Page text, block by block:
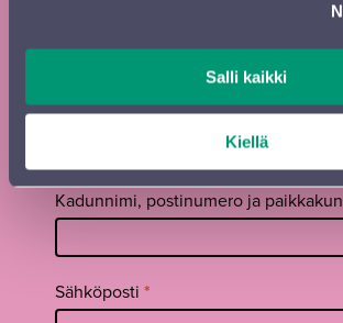
Salli kaikki
Kiellä
uutiskirje
Sukunimi*
Kadunnimi, postinumero ja
Sähköposti *